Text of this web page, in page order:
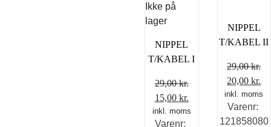
Ikke på
lager
NIPPEL
T/KABEL I
29,00kr.
Den
oprindelige
15,00 kr.
aktuelle
inkl. moms
Varenr:
NIPPEL
T/KABEL II
29,00kr.
Den
pris
var:
20,00kr.
er:
inkl. moms
Varenr:
121858080